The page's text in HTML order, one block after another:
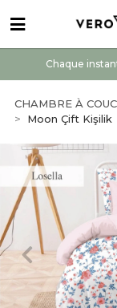
Chaque
CHAMBRE À
Moon Çift Kişilik